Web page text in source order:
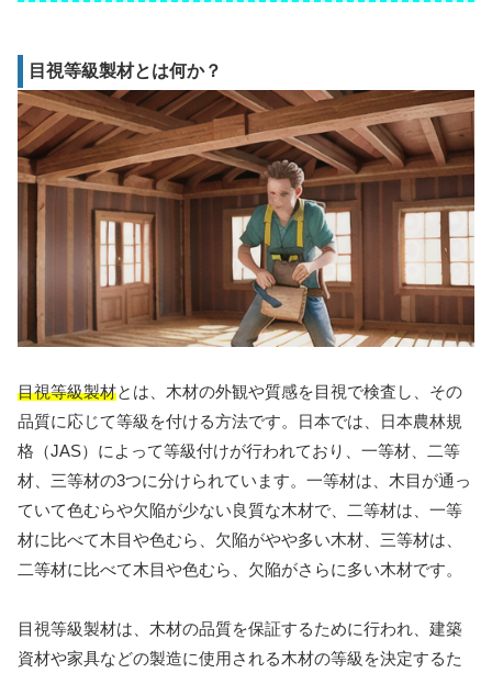
目視等級製材とは何か？
目視等級製材とは、木材の外観や質感を目視で検査し、その
品質に応じて等級を付ける方法です。日本では、日本農林規
格（JAS）によって等級付けが行われており、一等材、二等
材、三等材の3つに分けられています。一等材は、木目が通っ
ていて色むらや欠陥が少ない良質な木材で、二等材は、一等
材に比べて木目や色むら、欠陥がやや多い木材、三等材は、
二等材に比べて木目や色むら、欠陥がさらに多い木材です。
目視等級製材は、木材の品質を保証するために行われ、建築
資材や家具などの製造に使用される木材の等級を決定するた